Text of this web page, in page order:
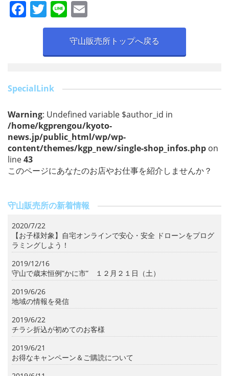
F
o
o
k
T
w
er
Li
n
e
m
ai
l
守山販売所トップへ戻る
SpecialLink
Warning: Undefined variable $author_id in
/home/kgprengou/kyoto-
news.jp/public_html/wp/wp-
content/themes/kgp_new/single-shop_infos.php on
line43
このページにあなたのお店やお仕事を紹介しませんか？
守山販売所の新着情報
2020/7/22
【お子様対象】自宅オンラインで安心・安全 ドローンをプログ
ラミングしよう！
2019/12/16
守山で歳末恒例”かに市” １２月２１日（土）
2019/6/26
地域の情報を発信
2019/6/22
チラシ折込が初めてのお客様
2019/6/21
お得なキャンペーン＆ご購読について